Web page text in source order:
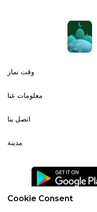
Cookie Consent
وقت نماز
معلومات عنا
اتصل بنا
مدينة